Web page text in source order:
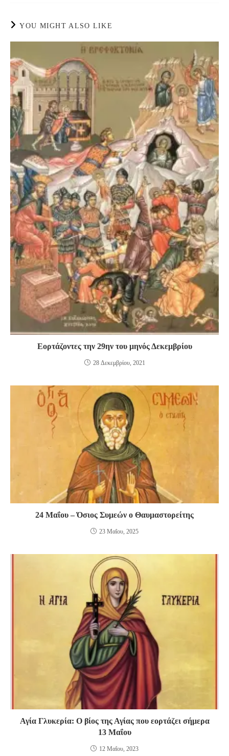
YOU MIGHT ALSO LIKE
Εορτάζοντες την 29ην του μηνός Δεκεμβρίου
28 Δεκεμβρίου, 2021
24 Μαΐου – Όσιος Συμεών ο Θαυμαστορείτης
23 Μαΐου, 2025
Αγία Γλυκερία: O βίος της Αγίας που εορτάζει σήμερα
13 Μαΐου
12 Μαΐου, 2023